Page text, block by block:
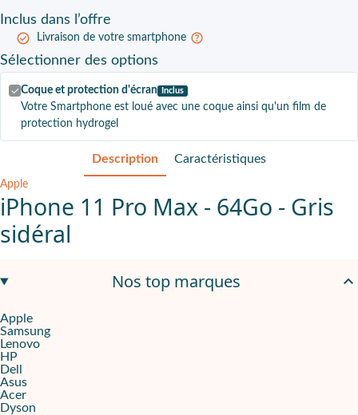
Inclus dans l’offre
Livraison de votre smartphone
Sélectionner des options
Coque et protection d'écran Inclus
Votre Smartphone est loué avec une coque ainsi qu'un film de
protection hydrogel
Description Caractéristiques
Apple
iPhone 11 Pro Max - 64Go - Gris
sidéral
Des photos et vidéos réussies
Ce téléphone est équipé d'un système de triple caméra
Un téléphone vérifié pour garantir une utilisation optimale
Nos top marques
Apple
Samsung
Lenovo
HP
Dell
Asus
Acer
Dyson